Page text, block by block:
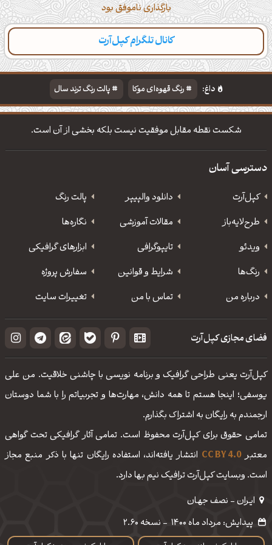
بارگذاری ناموفق بود
کانال تلگرام کپل‌آرت
داغ: رنگ قهوه‌ای موکا
پالت رنگ ترند سال
دانلود والپیپر مذهبی
تایپوگرافی شعر مولانا
شکست نقطه مقابل موفقیت نیست بلکه بخشی از آن است.
دسترسی آسان
کپل‌آرت دانلود‌ والپیپر
پالت رنگ
طرح‌لایه‌باز
مقالات آموزشی
نگاره‌ها
ویدئو
‌تایپوگرافی
ابزارهای گرافیکی
رنگ‌ها
شرایط و قوانین
سفارش پروژه
درباره من
تماس با من تغییرات سایت
فضای مجازی کپل‌آرت
کپل‌آرت یعنی طراحی گرافیک و برنامه نویسی با چاشنی خلاقیت. من علی
یوسفی؛ اینجا هستم تا همه دانش، مهارت‌‌ها و تجربیاتم را با شما دوستان
ارجمندم به رایگان به اشتراک بگذارم.
تمامی حقوق برای کپل‌آرت محفوظ است. تمامی آثار گرافیکی تحت گواهی
معتبرCC BY 4.0 انتشار یافته‌اند، استفاده رایگان تنها با ذکر منبع مجاز
است. وبسایت کپل‌آرت ترافیک نیم بها دارد.
ایـران - نصف جهـان
پیدایش: مرداد ماه 1400 - نسخه 2.60